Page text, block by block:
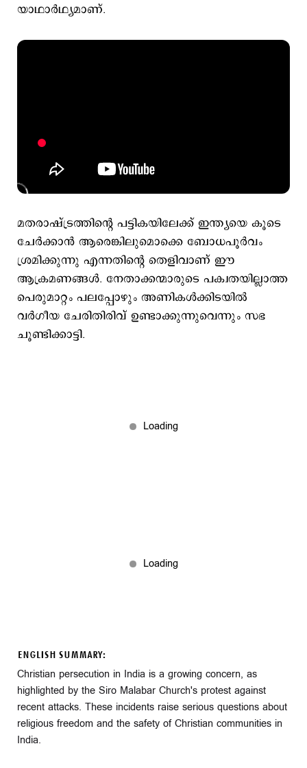
യാഥാർഥ്യമാണ്.
മതരാഷ്ട്രത്തിന്റെ പട്ടികയിലേക്ക് ഇന്ത്യയെ കൂടെ
ചേർക്കാൻ ആരെങ്കിലുമൊക്കെ ബോധപൂർവം
ശ്രമിക്കുന്നു എന്നതിന്റെ തെളിവാണ് ഈ
ആക്രമണങ്ങൾ. നേതാക്കന്മാരുടെ പക്വതയില്ലാത്ത
പെരുമാറ്റം പലപ്പോഴും അണികൾക്കിടയിൽ
വർഗീയ ചേരിതിരിവ് ഉണ്ടാക്കുന്നുവെന്നും സഭ
ചൂണ്ടിക്കാട്ടി.
ENGLISH SUMMARY:
Christian persecution in India is a growing concern, as
highlighted by the Siro Malabar Church's protest against
recent attacks. These incidents raise serious questions about
religious freedom and the safety of Christian communities in
India.